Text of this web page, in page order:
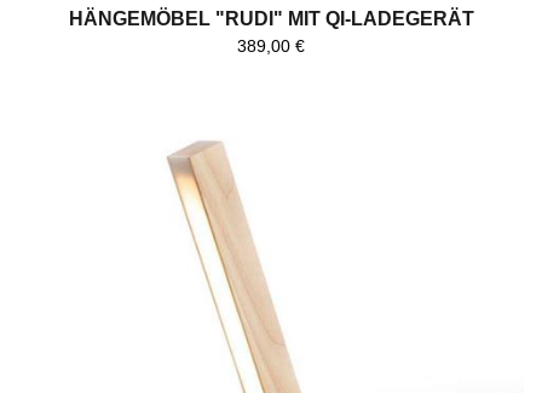
HÄNGEMÖBEL "RUDI" MIT QI-LADEGERÄT
389,00 €